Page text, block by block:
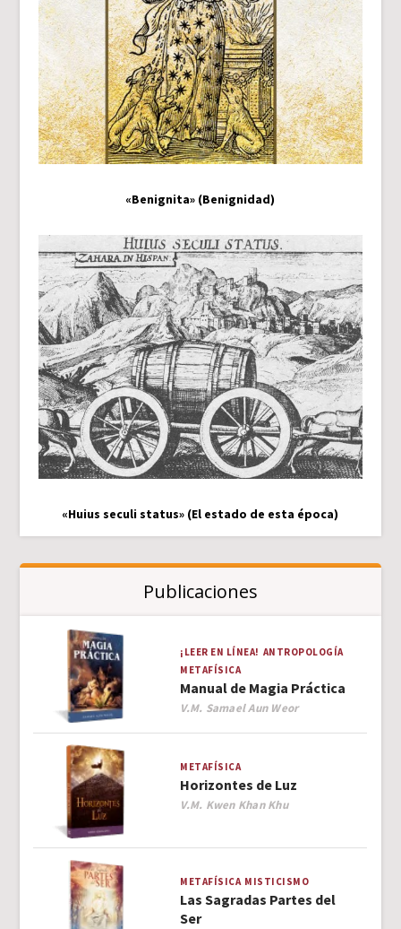
«Benignita» (Benignidad)
«Huius seculi status» (El estado de esta época)
Publicaciones
¡LEER EN LÍNEA! ANTROPOLOGÍA
METAFÍSICA
Manual de Magia Práctica
Author
V.M. Samael Aun Weor
METAFÍSICA
Horizontes de Luz
Author
V.M. Kwen Khan Khu
METAFÍSICA MISTICISMO
Las Sagradas Partes del
Ser